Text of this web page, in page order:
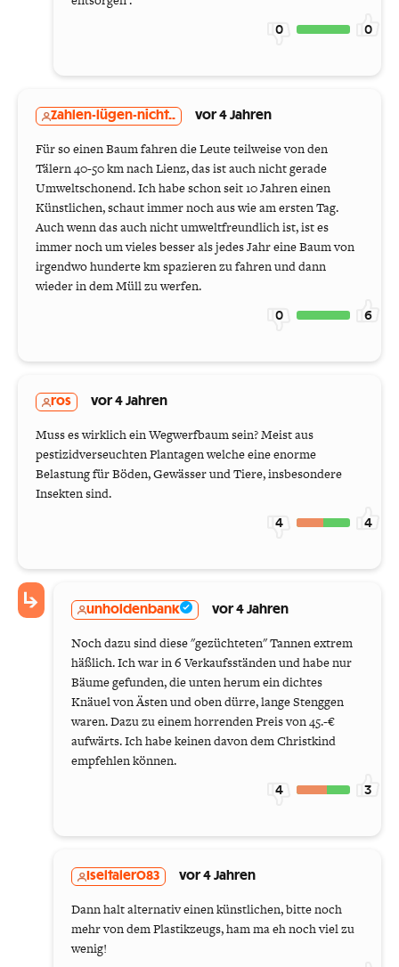
0 0
Zahlen-lügen-nicht.. vor 4 Jahren
Für so einen Baum fahren die Leute teilweise von den
Tälern 40-50 km nach Lienz, das ist auch nicht gerade
Umweltschonend. Ich habe schon seit 10 Jahren einen
Künstlichen, schaut immer noch aus wie am ersten Tag.
Auch wenn das auch nicht umweltfreundlich ist, ist es
immer noch um vieles besser als jedes Jahr eine Baum von
irgendwo hunderte km spazieren zu fahren und dann
wieder in dem Müll zu werfen.
0 6
ros vor 4 Jahren
Muss es wirklich ein Wegwerfbaum sein? Meist aus
pestizidverseuchten Plantagen welche eine enorme
Belastung für Böden, Gewässer und Tiere, insbesondere
Insekten sind.
4 4
unholdenbank vor 4 Jahren
Noch dazu sind diese "gezüchteten" Tannen extrem
häßlich. Ich war in 6 Verkaufsständen und habe nur
Bäume gefunden, die unten herum ein dichtes
Knäuel von Ästen und oben dürre, lange Stenggen
waren. Dazu zu einem horrenden Preis von 45.-€
aufwärts. Ich habe keinen davon dem Christkind
empfehlen können.
4 3
Iseltaler083 vor 4 Jahren
Dann halt alternativ einen künstlichen, bitte noch
mehr von dem Plastikzeugs, ham ma eh noch viel zu
wenig!